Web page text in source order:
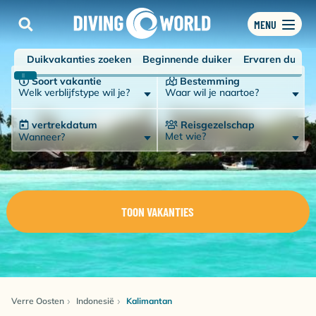
MENU
Duikvakanties zoeken Beginnende duiker
Ervaren duiker
Soort vakantie
Welk verblijfstype wil je?
Bestemming
Waar wil je naartoe?
vertrekdatum
Wanneer?
Reisgezelschap
Met wie?
TOON VAKANTIES
Verre Oosten Indonesië Kalimantan